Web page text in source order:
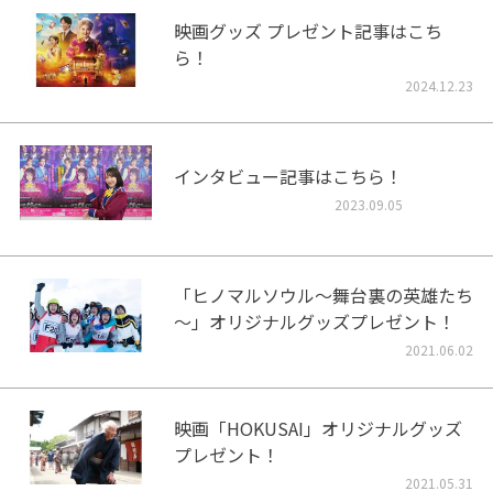
映画グッズ プレゼント記事はこち
ら！
2024.12.23
インタビュー記事はこちら！
2023.09.05
「ヒノマルソウル～舞台裏の英雄たち
～」オリジナルグッズプレゼント！
2021.06.02
映画「HOKUSAI」オリジナルグッズ
プレゼント！
2021.05.31